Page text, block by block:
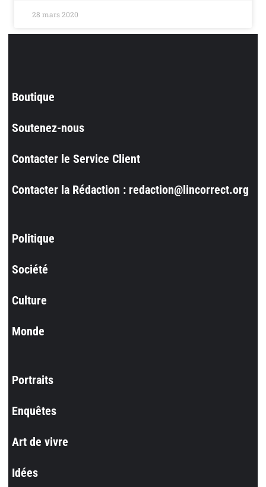
28 mars 2020
Boutique
Soutenez-nous
Contacter le Service Client
Contacter la Rédaction : redaction@lincorrect.org
Politique
Société
Culture
Monde
Portraits
Enquêtes
Art de vivre
Idées